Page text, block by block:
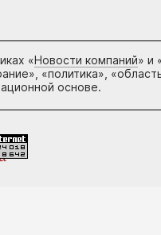
«Новости компаний» и
«политика»,
основе.